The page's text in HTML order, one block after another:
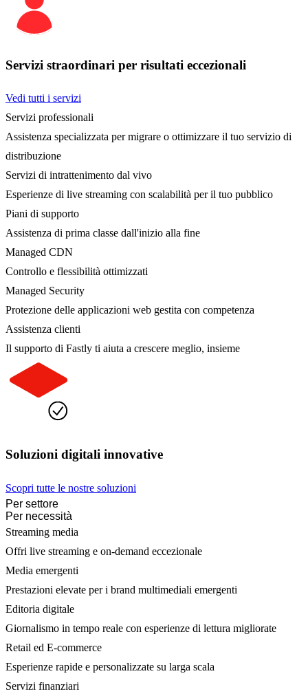
Servizi straordinari per risultati eccezionali
Vedi tutti i servizi
Servizi professionali
Assistenza specializzata per migrare o ottimizzare il tuo servizio di
distribuzione
Servizi di intrattenimento dal vivo
Esperienze di live streaming con scalabilità per il tuo pubblico
Piani di supporto
Assistenza di prima classe dall'inizio alla fine
Managed CDN
Controllo e flessibilità ottimizzati
Managed Security
Protezione delle applicazioni web gestita con competenza
Assistenza clienti
Il supporto di Fastly ti aiuta a crescere meglio, insieme
Soluzioni digitali innovative
Scopri tutte le nostre soluzioni
Per settore
Per necessità
Streaming media
Offri live streaming e on-demand eccezionale
Media emergenti
Prestazioni elevate per i brand multimediali emergenti
Editoria digitale
Giornalismo in tempo reale con esperienze di lettura migliorate
Retail ed E-commerce
Esperienze rapide e personalizzate su larga scala
Servizi finanziari